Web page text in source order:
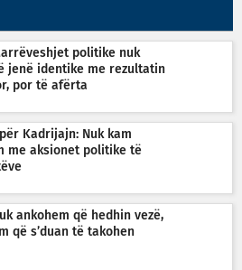
politike nuk
jenë identike me rezultatin
por të afërta
Kadrijajn: Nuk kam
me aksionet politike të
ankohem që hedhin vezë,
që s’duan të takohen